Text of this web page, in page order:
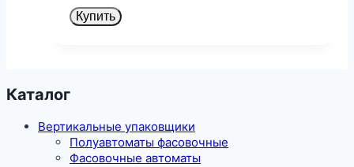
Купить
Каталог
Вертикальные упаковщики
Полуавтоматы фасовочные
Фасовочные автоматы